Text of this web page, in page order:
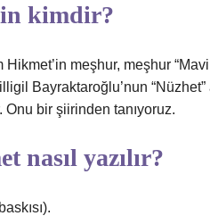
kimdir?
Hikmet’in meşhur, meşhur
Bayraktaroğlu’nun
bir şiirinden tanıyoruz.
nasıl yazılır?